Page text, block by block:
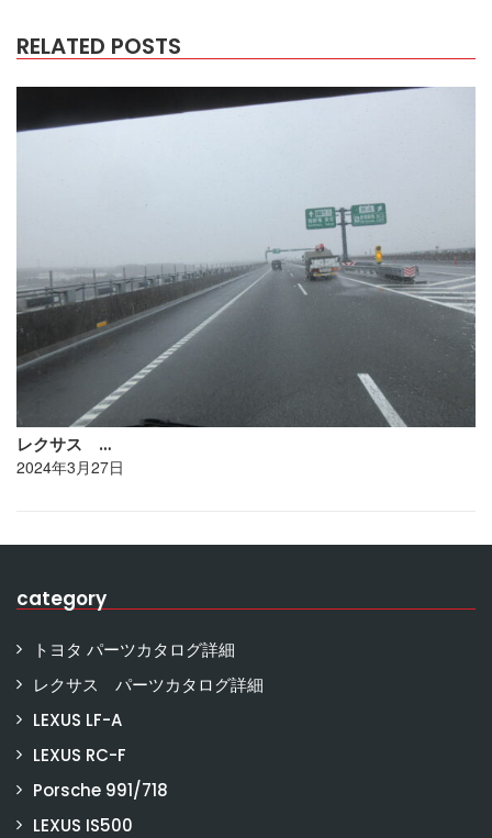
RELATED POSTS
レクサス …
2024年3月27日
category
トヨタ パーツカタログ詳細
レクサス パーツカタログ詳細
LEXUS LF-A
LEXUS RC-F
Porsche 991/718
LEXUS IS500